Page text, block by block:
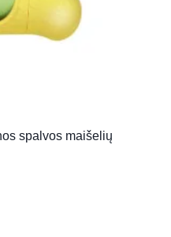
spalvos maišelių